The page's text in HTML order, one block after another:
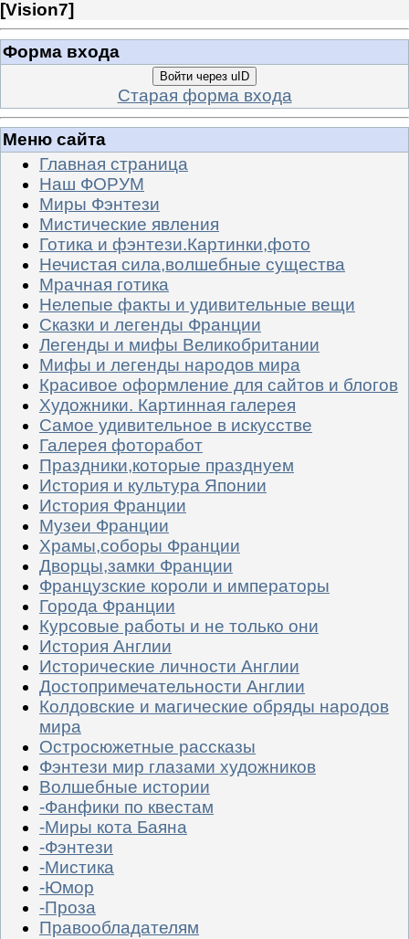
[Vision7]
Форма входа
Войти через uID
Старая форма входа
Меню сайта
Главная страница
Наш ФОРУМ
Миры Фэнтези
Мистические явления
Готика и фэнтези.Картинки,фото
Нечистая сила,волшебные существа
Мрачная готика
Нелепые факты и удивительные вещи
Сказки и легенды Франции
Легенды и мифы Великобритании
Мифы и легенды народов мира
Красивое оформление для сайтов и блогов
Художники. Картинная галерея
Самое удивительное в искусстве
Галерея фоторабот
Праздники,которые празднуем
История и культура Японии
История Франции
Музеи Франции
Храмы,соборы Франции
Дворцы,замки Франции
Французские короли и императоры
Города Франции
Курсовые работы и не только они
История Англии
Исторические личности Англии
Достопримечательности Англии
Колдовские и магические обряды народов
мира
Остросюжетные рассказы
Фэнтези мир глазами художников
Волшебные истории
-Фанфики по квестам
-Миры кота Баяна
-Фэнтези
-Мистика
-Юмор
-Проза
Правообладателям